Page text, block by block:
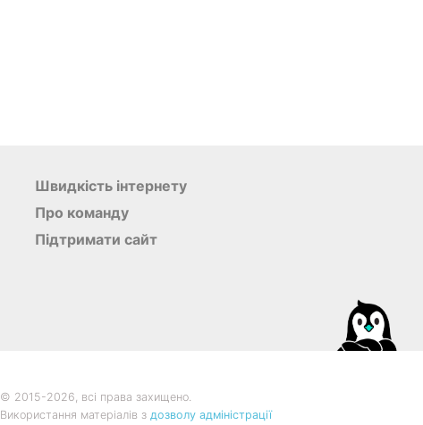
Швидкість інтернету
Про команду
Підтримати сайт
© 2015-2026 , всі права захищено.
Використання матеріалів з дозволу адміністрації